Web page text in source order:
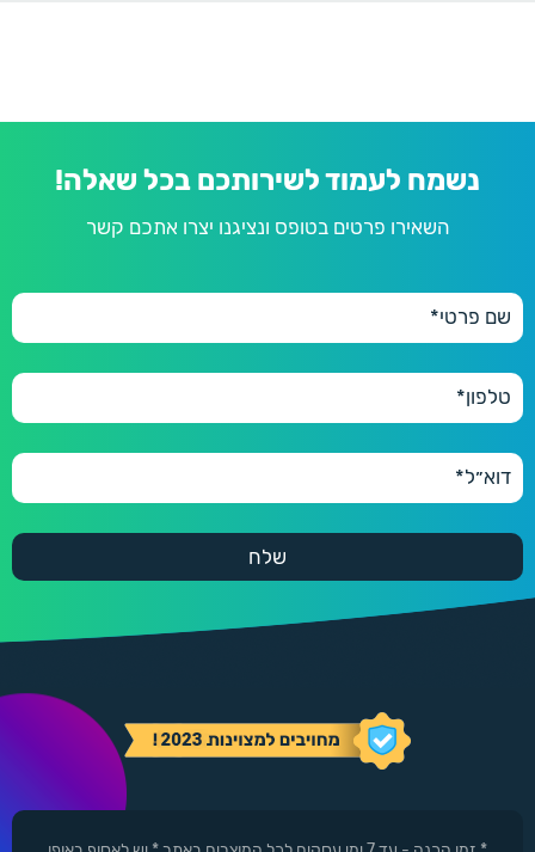
נשמח לעמוד לשירותכם בכל שאלה!
השאירו פרטים בטופס ונציגנו יצרו אתכם קשר